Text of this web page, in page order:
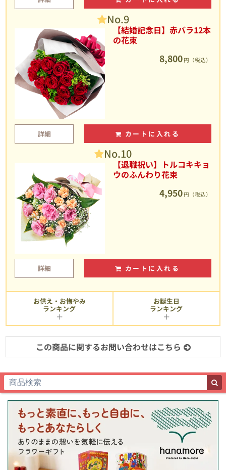
No.9
【結婚記念日】赤バラ12本
の花束
8,800 円（税込）
詳細 カートに入れる
No.10
【退職祝い】トルコキキョ
ウのふんわり花束
4,950 円（税込）
詳細 カートに入れる
お供え・お悔やみ
ランキング
お誕生日
ランキング
この商品に関するお問い合わせはこちら